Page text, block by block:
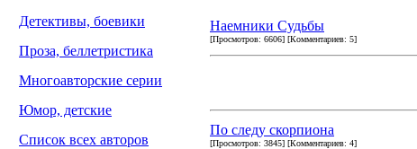
Детективы, боевики
Проза, беллетристика
Многоавторские серии
Юмор, детские
Список всех авторов
Наемники Судьбы
[Просмотров: 6606] [Комментариев: 5]
По следу скорпиона
[Просмотров: 3845] [Комментариев: 4]